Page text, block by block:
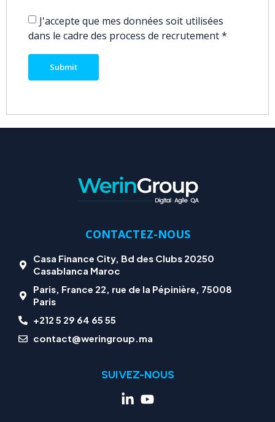
J'accepte que mes données soit utilisées
dans le cadre des process de recrutement*
CONTACTEZ-NOUS
Casa Finance City, Bd des Clubs 20250
Casablanca Maroc
Paris, France 22, rue de la Pépinière, 75008
Paris
+212 5 29 64 65 55
contact@weringroup.ma
SUIVEZ-NOUS